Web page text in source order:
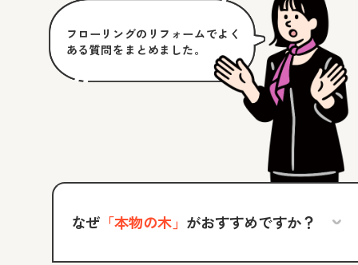
フローリングのリフォームでよく
ある質問をまとめました。
なぜ「本物の木」 がおすすめですか？